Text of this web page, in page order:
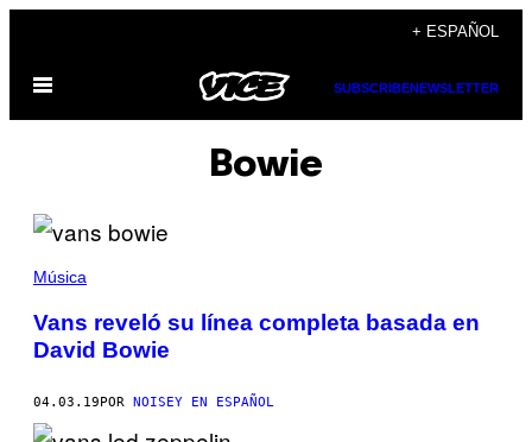
contenido
+ ESPAÑOL
Abrir
SUBSCRIBENEWSLETTER
Bowie
Música
Vans reveló su línea completa basada en
David Bowie
04.03.19 POR NOISEY EN ESPAÑOL